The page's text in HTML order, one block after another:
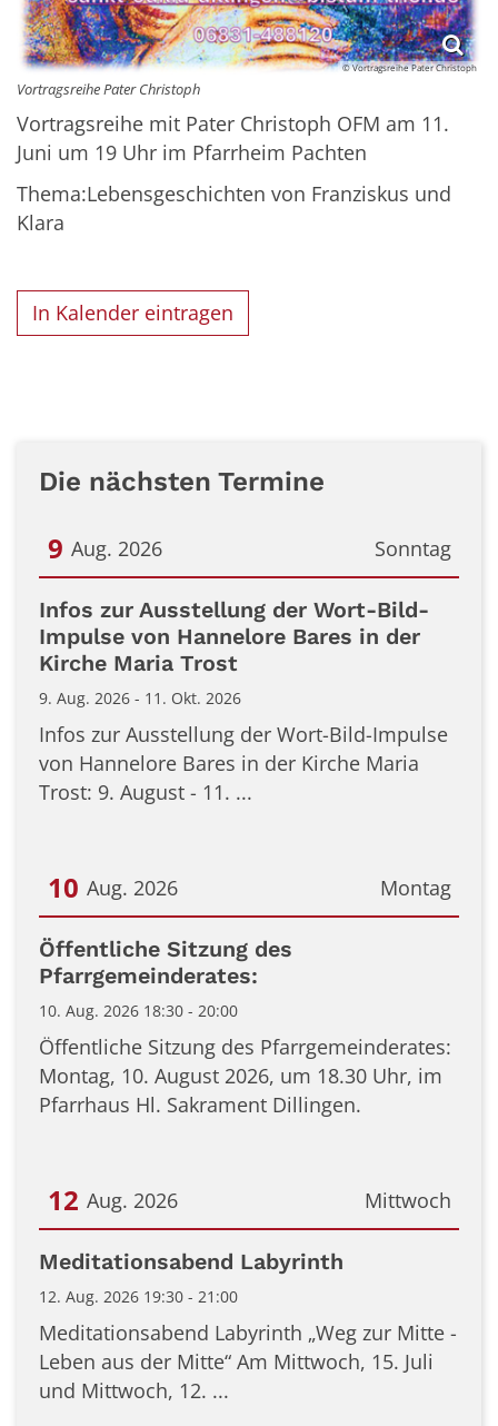
© Vortragsreihe Pater Christoph
Vortragsreihe Pater Christoph
Vortragsreihe mit Pater Christoph OFM am 11.
Juni um 19 Uhr im Pfarrheim Pachten
Thema:Lebensgeschichten von Franziskus und
Klara
In Kalender eintragen
Die nächsten Termine
Sonntag
9 Aug. 2026
Datum: 9. August 2026
Infos zur Ausstellung der Wort-Bild-
Impulse von Hannelore Bares in der
Kirche Maria Trost
9. Aug. 2026 - 11. Okt. 2026
Infos zur Ausstellung der Wort-Bild-Impulse
von Hannelore Bares in der Kirche Maria
Trost: 9. August - 11. ...
Montag
10 Aug. 2026
Datum: 10. August 2026
Öffentliche Sitzung des
Pfarrgemeinderates:
10. Aug. 2026 18:30 - 20:00
Öffentliche Sitzung des Pfarrgemeinderates:
Montag, 10. August 2026, um 18.30 Uhr, im
Pfarrhaus Hl. Sakrament Dillingen.
Mittwoch
12 Aug. 2026
Datum: 12. August 2026
Meditationsabend Labyrinth
12. Aug. 2026 19:30 - 21:00
Meditationsabend Labyrinth „Weg zur Mitte -
Leben aus der Mitte“ Am Mittwoch, 15. Juli
und Mittwoch, 12. ...